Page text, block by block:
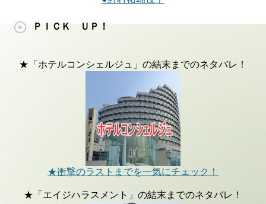
ＰＩＣＫ ＵＰ！
★「ホテルコンシェルジュ」の結末までのネタバレ！
★衝撃のラストまでを一気にチェック！
★「エイジハラスメント」の結末までのネタバレ！